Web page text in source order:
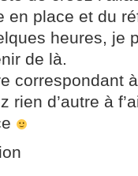
en place et du
heures, je
de là.
correspondant
rien d’autre à